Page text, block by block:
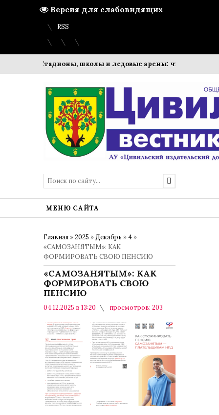
Версия для слабовидящих
Вход Регистрация
Карта сайта
RSS
Стадионы, школы и ледовые арены: что строит ПМК-8
МЕНЮ САЙТА
Главная »2025 »Декабрь »4 »
«САМОЗАНЯТЫМ»: КАК
ФОРМИРОВАТЬ СВОЮ ПЕНСИЮ
«САМОЗАНЯТЫМ»: КАК
ФОРМИРОВАТЬ СВОЮ
ПЕНСИЮ
04.12.2025 в 13:20
просмотров: 203